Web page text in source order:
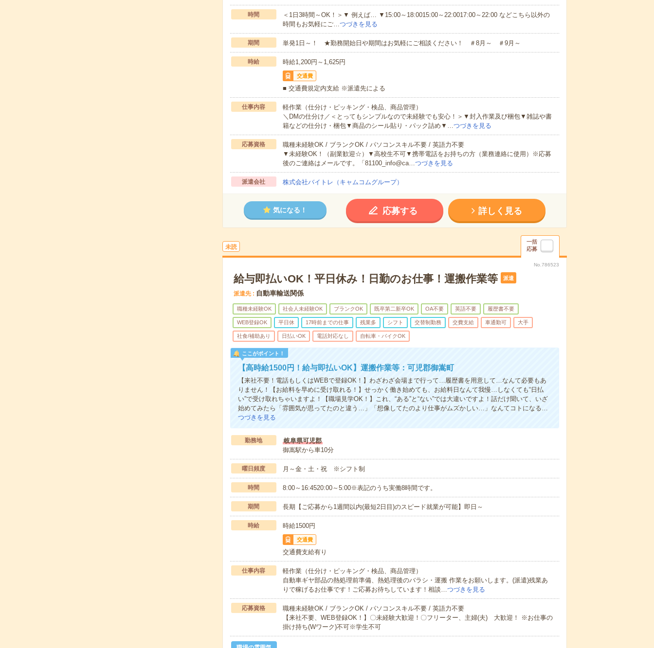
時間
＜1日3時間～OK！＞▼ 例えば… ▼15:00～18:0015:00～22:0017:00～22:00 などこちら以外の
時間もお気軽にご… つづきを見る
期間 単発1日～！ ★勤務開始日や期間はお気軽にご相談ください！ ＃8月～ ＃9月～
時給 時給1,200円～1,625円
交通費
■ 交通費規定内支給 ※派遣先による
仕事内容
軽作業（仕分け・ピッキング・検品、商品管理）
＼DMの仕分け／＜とってもシンプルなので未経験でも安心！＞▼封入作業及び梱包▼雑誌や書
籍などの仕分け・梱包▼商品のシール貼り・パック詰め▼… つづきを見る
応募資格
職種未経験OK / ブランクOK / パソコンスキル不要 / 英語力不要
▼未経験OK！（副業歓迎☆）▼高校生不可▼携帯電話をお持ちの方（業務連絡に使用）※応募
後のご連絡はメールです。「81100_info@ca… つづきを見る
派遣会社 株式会社バイトレ（キャムコムグループ）
気になる！ 応募する 詳しく見る
未読
一括
応募
No.786523
給与即払いOK！平日休み！日勤のお仕事！運搬作業等 派遣
派遣先 自動車輸送関係
職種未経験OK 社会人未経験OK ブランクOK 既卒第二新卒OK OA不要 英語不要 履歴書不要
WEB登録OK 平日休 17時前までの仕事 残業多 シフト 交替制勤務 交費支給 車通勤可 大手
社食/補助あり 日払いOK 電話対応なし 自転車・バイクOK
ここがポイント！
【高時給1500円！給与即払いOK】運搬作業等：可児郡御嵩町
【来社不要！電話もしくはWEBで登録OK！】わざわざ会場まで行って…履歴書を用意して…なんて必要もあ
りません！【お給料を早めに受け取れる！】せっかく働き始めても、お給料日なんて我慢…しなくても“日払
い”で受け取れちゃいますよ！【職場見学OK！】これ、“ある”と“ない”では大違いですよ！話だけ聞いて、いざ
始めてみたら「雰囲気が思ってたのと違う…」「想像してたのより仕事がムズかしい…」なんてコトになる…
つづきを見る
勤務地
岐阜県可児郡
御嵩駅から車10分
曜日頻度 月～金・土・祝 ※シフト制
時間 8:00～16:4520:00～5:00※表記のうち実働8時間です。
期間 長期【ご応募から1週間以内(最短2日目)のスピード就業が可能】即日～
時給 時給1500円
交通費
交通費支給有り
仕事内容
軽作業（仕分け・ピッキング・検品、商品管理）
自動車ギヤ部品の熱処理前準備、熱処理後のバラシ・運搬 作業をお願いします。(派遣)残業あ
りで稼げるお仕事です！ご応募お待ちしています！相談… つづきを見る
応募資格
職種未経験OK / ブランクOK / パソコンスキル不要 / 英語力不要
【来社不要、WEB登録OK！】〇未経験大歓迎！〇フリーター、主婦(夫) 大歓迎！ ※お仕事の
掛け持ち(Wワーク)不可※学生不可